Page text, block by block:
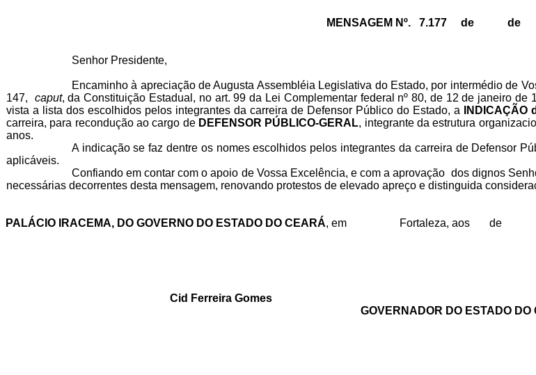
MENSAGEM Nº. 7.177 de
Senhor Presidente,
Encaminho à apreciação de Augusta Assembléia Legislativa do Estado, por intermédio de
147, caput, da Constituição Estadual, no art. 99 da Lei Complementar federal nº 80, de 12 de janeiro
vista a lista dos escolhidos pelos integrantes da carreira de Defensor Público do Estado, a
INDICAÇÃO
carreira, para recondução ao cargo de DEFENSOR PÚBLICO-GERAL, integrante da estrutura
anos.
A indicação se faz dentre os nomes escolhidos pelos integrantes da carreira de Defensor
aplicáveis.
Confiando em contar com o apoio de Vossa Excelência, e com a aprovação dos dignos
necessárias decorrentes desta mensagem, renovando protestos de elevado apreço e distinguida
PALÁCIO IRACEMA, DO GOVERNO DO ESTADO DO CEARÁ, em Fortaleza, aos de
Cid Ferreira Gomes
GOVERNADOR DO ESTADO DO